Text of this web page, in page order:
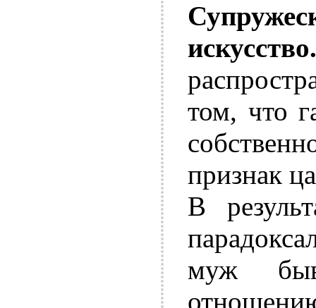
искусство.
том, что
признак
В
муж